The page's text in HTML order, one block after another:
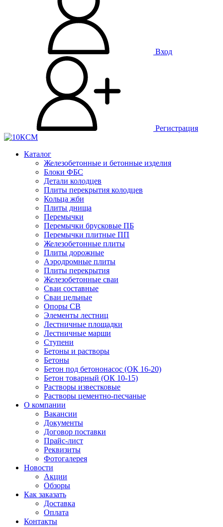
Вход
Регистрация
Каталог
Железобетонные и бетонные изделия
Блоки ФБС
Детали колодцев
Плиты перекрытия колодцев
Кольца жби
Плиты днища
Перемычки
Перемычки брусковые ПБ
Перемычки плитные ПП
Железобетонные плиты
Плиты дорожные
Аэродромные плиты
Плиты перекрытия
Железобетонные сваи
Сваи составные
Сваи цельные
Опоры СВ
Элементы лестниц
Лестничные площадки
Лестничные марши
Ступени
Бетоны и растворы
Бетоны
Бетон под бетононасос (ОК 16-20)
Бетон товарный (ОК 10-15)
Растворы известковые
Растворы цементно-песчаные
О компании
Вакансии
Документы
Договор поставки
Прайс-лист
Реквизиты
Фотогалерея
Новости
Акции
Обзоры
Как заказать
Доставка
Оплата
Контакты